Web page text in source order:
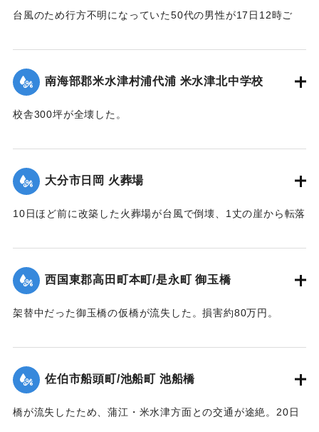
台風のため行方不明になっていた50代の男性が17日12時ご
国東地区署に届け出た。
【出典：大分合同新聞 1951年10月19日朝刊2面】
｜固有コード: 005200117
南海部郡米水津村浦代浦 米水津北中学校
校舎300坪が全壊した。
｜固有コード: 005200110
大分市日岡 火葬場
10日ほど前に改築した火葬場が台風で倒壊、1丈の崖から転落
円あまりを要する見込み。
【出典：大分合同新聞 1951年10月17日朝刊2面】
｜固有コード: 005200111
西国東郡高田町本町/是永町 御玉橋
架替中だった御玉橋の仮橋が流失した。損害約80万円。
｜固有コード: 005200112
佐伯市船頭町/池船町 池船橋
橋が流失したため、蒲江・米水津方面との交通が途絶。20日